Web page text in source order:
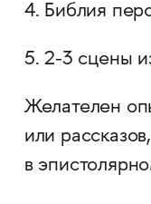
4. Библия
5. 2-3 сцены
Желателен
или
в